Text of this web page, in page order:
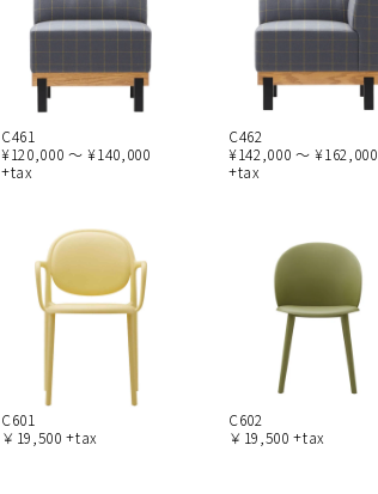
C461
¥120,000 ～ ¥140,000
+tax
C462
¥142,000 ～ ¥162,000
+tax
C601
￥19,500 +tax
C602
￥19,500 +tax